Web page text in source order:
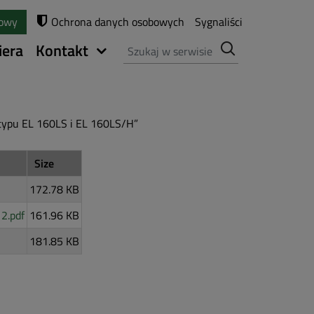
Ochrona danych osobowych Sygnaliści
Kontakt Szukaj
EL 160LS i EL 160LS/H”
Size
172.78 KB
161.96 KB
181.85 KB